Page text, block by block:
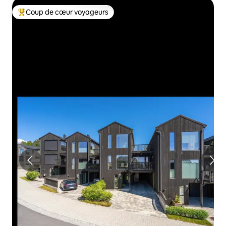
Coups de cœur voyageurs les plus appréciés
Coup de cœur voyageurs